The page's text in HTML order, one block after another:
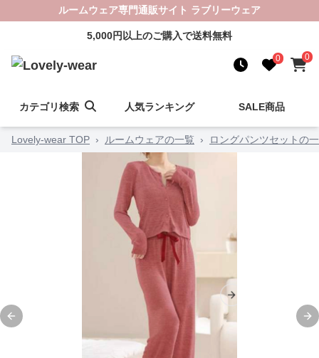
ルームウェア専門通販サイト ラブリーウェア
5,000円以上のご購入で送料無料
0 0
カテゴリ検索 人気ランキング SALE商品
Lovely-wear TOP › ルームウェアの一覧 › ロングパンツセットの
Previous slide